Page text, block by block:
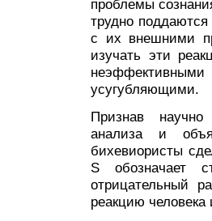
проблемы
трудно
с их внешними
изучать эти
усугубляющими.
Признав
анализа и
бихевиористы
S обозначает
отрицательный
реакцию